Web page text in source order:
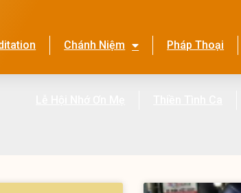
Chánh Niệm Pháp Thoại